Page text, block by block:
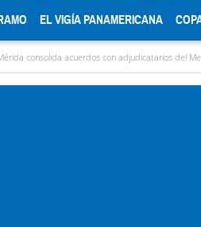
EL VIGÍA PANAMERICANA
acuerdos con adjudicatarios del Mercado